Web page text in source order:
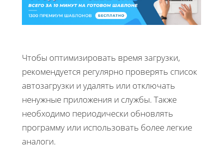
Чтобы оптимизировать время загрузки,
рекомендуется регулярно проверять список
автозагрузки и удалять или отключать
ненужные приложения и службы. Также
необходимо периодически обновлять
программу или использовать более легкие
аналоги.